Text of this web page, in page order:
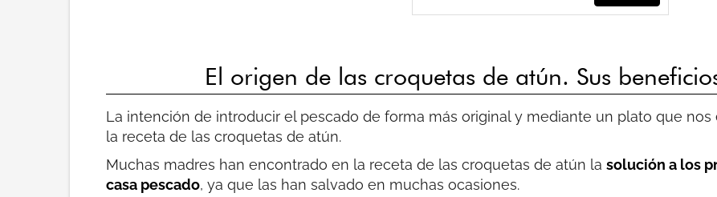
El origen de las croquetas de atún. Sus
La intención de introducir el pescado de forma más original y mediante un plato que nos
la receta de las croquetas de atún.
Muchas madres han encontrado en la receta de las croquetas de atún la solución a los
casa pescado, ya que las han salvado en muchas ocasiones.